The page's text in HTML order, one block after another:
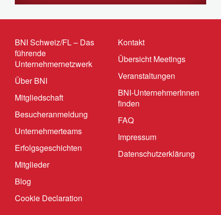
BNI Schweiz/FL – Das
führende
Unternehmernetzwerk
Über BNI
Mitgliedschaft
Besucheranmeldung
Unternehmerteams
Erfolgsgeschichten
Mitglieder
Blog
Cookie Declaration
Kontakt
Übersicht Meetings
Veranstaltungen
BNI-UnternehmerInnen
finden
FAQ
Impressum
Datenschutzerklärung